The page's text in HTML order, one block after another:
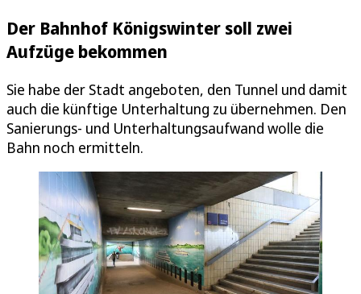
Der Bahnhof Königswinter soll zwei
Aufzüge bekommen
Sie habe der Stadt angeboten, den Tunnel und damit
auch die künftige Unterhaltung zu übernehmen. Den
Sanierungs- und Unterhaltungsaufwand wolle die
Bahn noch ermitteln.